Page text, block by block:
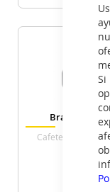
Si
VER
Braun
Cafetera Goteo
€